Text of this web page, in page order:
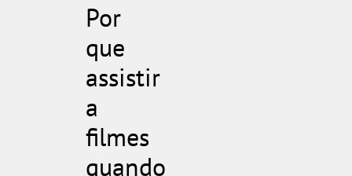
Por
que
assistir
a
filmes
quando